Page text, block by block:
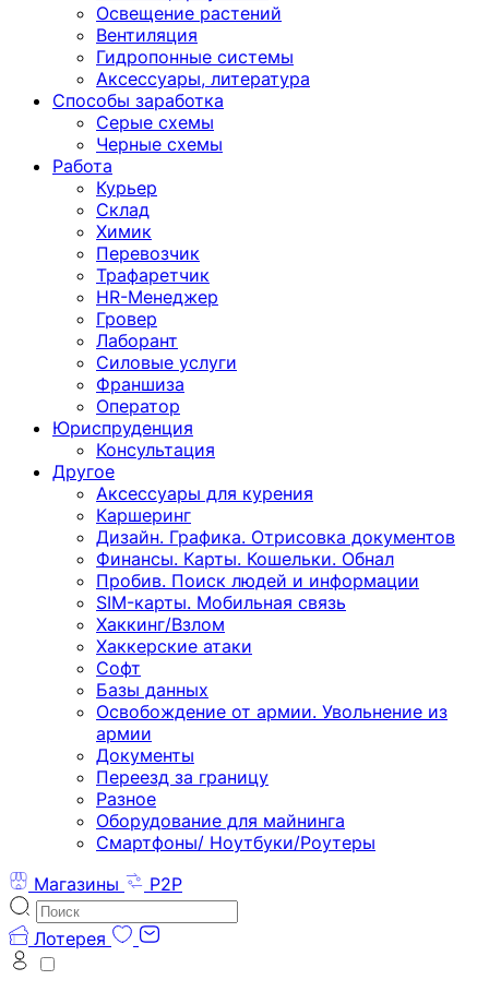
Освещение растений
Вентиляция
Гидропонные системы
Аксессуары, литература
Способы заработка
Серые схемы
Черные схемы
Работа
Курьер
Склад
Химик
Перевозчик
Трафаретчик
HR-Менеджер
Гровер
Лаборант
Силовые услуги
Франшиза
Оператор
Юриспруденция
Консультация
Другoе
Аксессуары для курения
Каршеринг
Дизайн. Графика. Отрисовка документов
Финансы. Карты. Кошельки. Обнал
Пробив. Поиск людей и информации
SIM-карты. Мобильная связь
Хаккинг/Взлом
Хаккерские атаки
Софт
Базы данных
Освобождение от армии. Увольнение из
армии
Документы
Переезд за границу
Разное
Оборудование для майнинга
Смартфоны/ Ноутбуки/Роутеры
Магазины
P2P
Лотерея